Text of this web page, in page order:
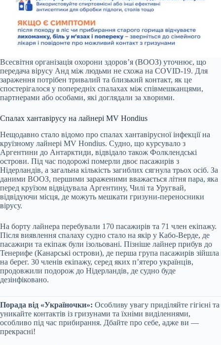
Всесвітня організація охорони здоров’я (ВООЗ) уточнює, що
передача вірусу Анд між людьми не схожа на COVID-19. Для
зараження потрібен тривалий та близький контакт, як це
спостерігалося у попередніх спалахах між співмешканцями,
партнерами або особами, які доглядали за хворими.
Спалах хантавірусу на лайнері MV Hondius
Нещодавно стало відомо про спалах хантавірусної інфекції на
круїзному лайнері MV Hondius. Судно, що курсувало з
Аргентини до Антарктиди, відвідало також Фолклендські
острови. Під час подорожі померли двоє пасажирів з
Нідерландів, а загальна кількість загиблих сягнула трьох осіб. За
даними ВООЗ, першими зараженими вважається літня пара, яка
перед круїзом відвідувала Аргентину, Чилі та Уругвай,
відвідуючи місця, де можуть мешкати гризуни-переносники
вірусу.
На борту лайнера перебували 170 пасажирів та 71 член екіпажу.
Після виявлення спалаху судно стало на якір у Кабо-Верде, де
пасажири та екіпаж були ізольовані. Пізніше лайнер прибув до
Тенерифе (Канарські острови), де перша група пасажирів зійшла
на берег. 30 членів екіпажу, серед яких п’ятеро українців,
продовжили подорож до Нідерландів, де судно буде
дезінфіковано.
Порада від «Україночки»: Особливу увагу приділяйте гігієні та
уникайте контактів із гризунами та їхніми виділеннями,
особливо під час прибирання. Дбайте про себе, адже ви —
прекрасні!